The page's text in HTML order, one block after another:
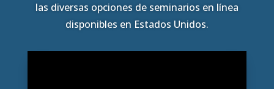
las diversas opciones de seminarios en línea
disponibles en Estados Unidos.